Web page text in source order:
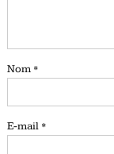
Nom *
E-mail *